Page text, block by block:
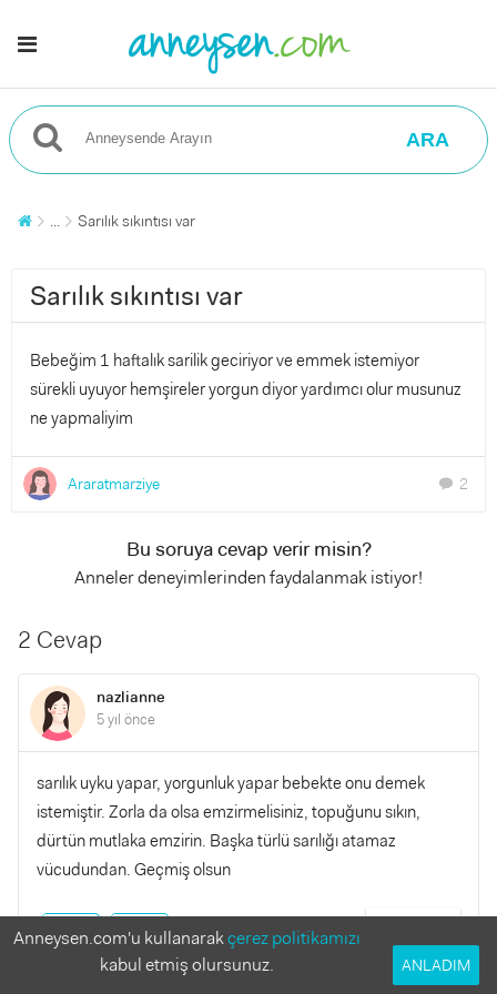
ARA
... Sarılık sıkıntısı var
Sarılık sıkıntısı var
Bebeğim 1 haftalık sarilik geciriyor ve emmek istemiyor
sürekli uyuyor hemşireler yorgun diyor yardımcı olur musunuz
ne yapmaliyim
Araratmarziye chat 2
Bu soruya cevap verir misin?
Anneler deneyimlerinden faydalanmak istiyor!
2 Cevap
nazlianne
5 yıl önce
sarılık uyku yapar, yorgunluk yapar bebekte onu demek
istemiştir. Zorla da olsa emzirmelisiniz, topuğunu sıkın,
dürtün mutlaka emzirin. Başka türlü sarılığı atamaz
vücudundan. Geçmiş olsun
0 0
Anneysen.com'u kullanarakçerez politikamızı
kabul etmiş olursunuz.
ANLADIM